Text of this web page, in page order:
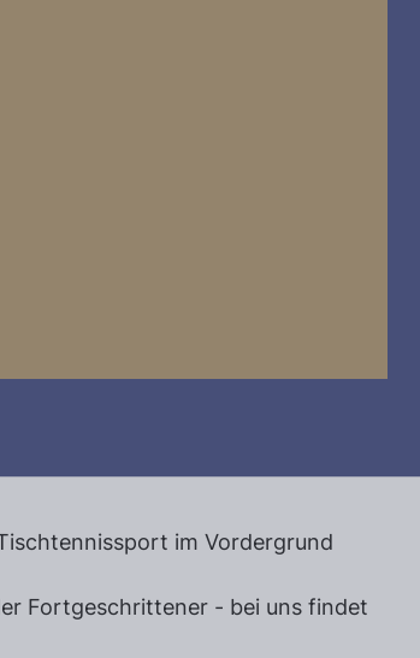
im Vordergrund
Fortgeschrittener - bei uns findet